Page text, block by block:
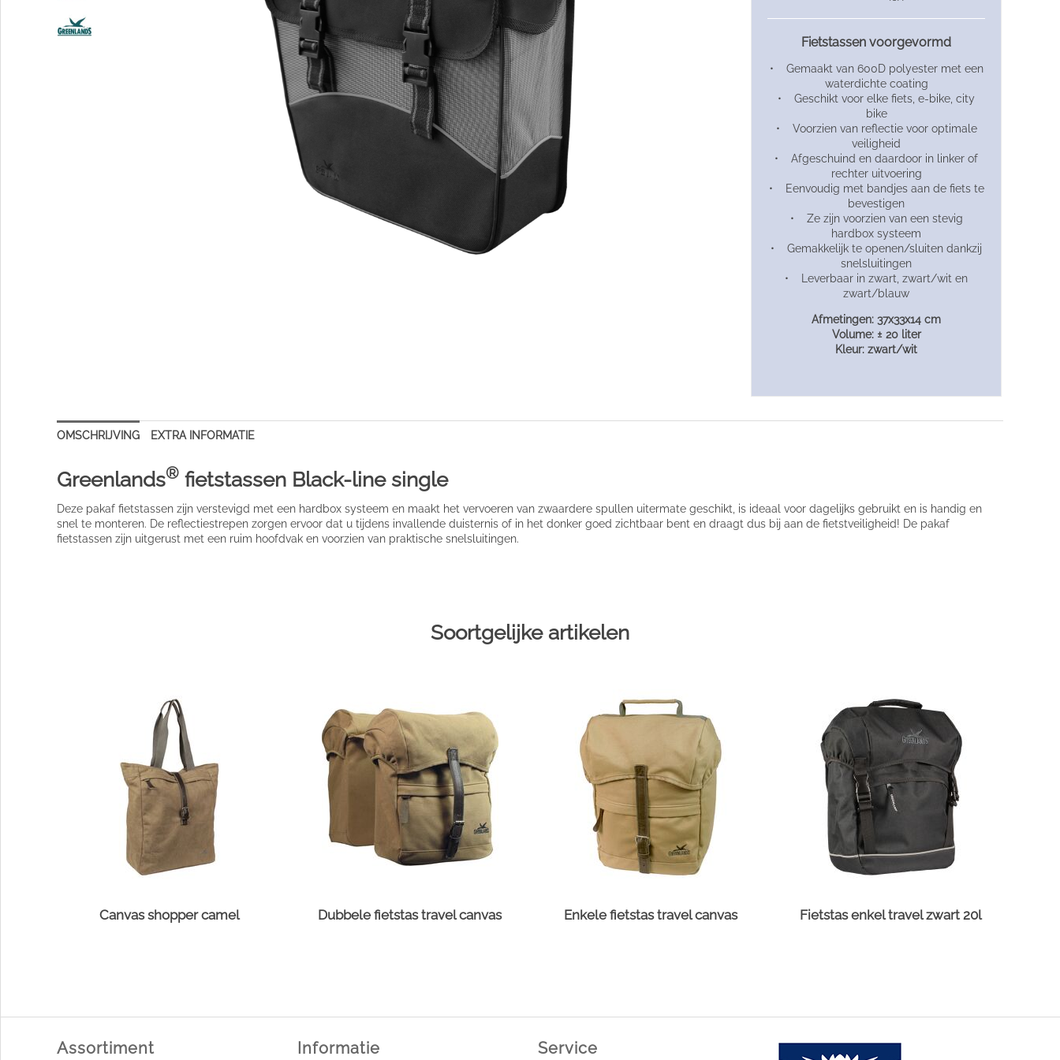
Fietstassen voorgevormd
• Gemaakt van 600D polyester met een
waterdichte coating
• Geschikt voor elke fiets, e-bike, city
bike
• Voorzien van reflectie voor optimale
veiligheid
• Afgeschuind en daardoor in linker of
rechter uitvoering
• Eenvoudig met bandjes aan de fiets te
bevestigen
• Ze zijn voorzien van een stevig
hardbox systeem
• Gemakkelijk te openen/sluiten dankzij
snelsluitingen
• Leverbaar in zwart, zwart/wit en
zwart/blauw
Afmetingen: 37x33x14 cm
Volume: ± 20 liter
Kleur: zwart/wit
OMSCHRIJVING EXTRA INFORMATIE
Greenlands® fietstassen Black-line single
Deze pakaf fietstassen zijn verstevigd met een hardbox systeem en maakt het vervoeren van zwaardere spullen uitermate geschikt, is ideaal voor dagelijks gebruikt en is handig en
snel te monteren. De reflectiestrepen zorgen ervoor dat u tijdens invallende duisternis of in het donker goed zichtbaar bent en draagt dus bij aan de fietstveiligheid! De pakaf
fietstassen zijn uitgerust met een ruim hoofdvak en voorzien van praktische snelsluitingen.
Soortgelijke artikelen
Canvas shopper camel Dubbele fietstas travel canvas Enkele fietstas travel canvas Fietstas enkel travel zwart 20l
Assortiment Informatie Service